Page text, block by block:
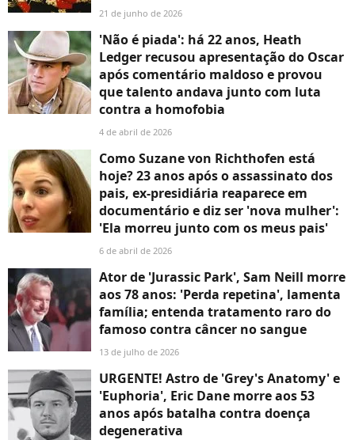
21 de junho de 2026
'Não é piada': há 22 anos, Heath
Ledger recusou apresentação do Oscar
após comentário maldoso e provou
que talento andava junto com luta
contra a homofobia
4 de abril de 2026
Como Suzane von Richthofen está
hoje? 23 anos após o assassinato dos
pais, ex-presidiária reaparece em
documentário e diz ser 'nova mulher':
'Ela morreu junto com os meus pais'
6 de abril de 2026
Ator de 'Jurassic Park', Sam Neill morre
aos 78 anos: 'Perda repetina', lamenta
família; entenda tratamento raro do
famoso contra câncer no sangue
13 de julho de 2026
URGENTE! Astro de 'Grey's Anatomy' e
'Euphoria', Eric Dane morre aos 53
anos após batalha contra doença
degenerativa